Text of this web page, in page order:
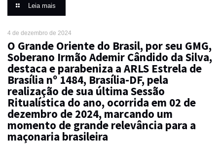
Leia mais
4 de dezembro de 2024
O Grande Oriente do Brasil, por seu GMG,
Soberano Irmão Ademir Cândido da Silva,
destaca e parabeniza a ARLS Estrela de
Brasília nº 1484, Brasília-DF, pela
realização de sua última Sessão
Ritualística do ano, ocorrida em 02 de
dezembro de 2024, marcando um
momento de grande relevância para a
maçonaria brasileira